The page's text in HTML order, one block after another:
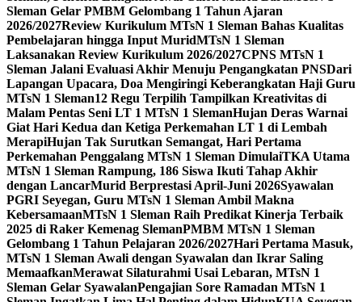
Sleman Gelar PMBM Gelombang 1 Tahun Ajaran
2026/2027Review Kurikulum MTsN 1 Sleman Bahas Kualitas
Pembelajaran hingga Input MuridMTsN 1 Sleman
Laksanakan Review Kurikulum 2026/2027CPNS MTsN 1
Sleman Jalani Evaluasi Akhir Menuju Pengangkatan PNSDari
Lapangan Upacara, Doa Mengiringi Keberangkatan Haji Guru
MTsN 1 Sleman12 Regu Terpilih Tampilkan Kreativitas di
Malam Pentas Seni LT 1 MTsN 1 SlemanHujan Deras Warnai
Giat Hari Kedua dan Ketiga Perkemahan LT 1 di Lembah
MerapiHujan Tak Surutkan Semangat, Hari Pertama
Perkemahan Penggalang MTsN 1 Sleman DimulaiTKA Utama
MTsN 1 Sleman Rampung, 186 Siswa Ikuti Tahap Akhir
dengan LancarMurid Berprestasi April-Juni 2026Syawalan
PGRI Seyegan, Guru MTsN 1 Sleman Ambil Makna
KebersamaanMTsN 1 Sleman Raih Predikat Kinerja Terbaik
2025 di Raker Kemenag SlemanPMBM MTsN 1 Sleman
Gelombang 1 Tahun Pelajaran 2026/2027Hari Pertama Masuk,
MTsN 1 Sleman Awali dengan Syawalan dan Ikrar Saling
MemaafkanMerawat Silaturahmi Usai Lebaran, MTsN 1
Sleman Gelar SyawalanPengajian Sore Ramadan MTsN 1